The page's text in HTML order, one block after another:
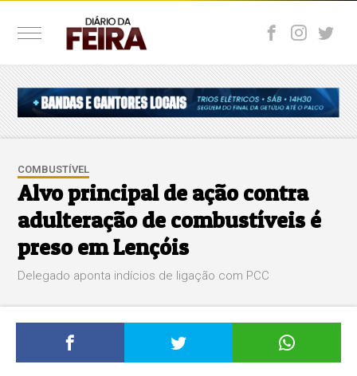
COMBUSTÍVEL
Alvo principal de ação contra
adulteração de combustíveis é
preso em Lençóis
Delegado aponta indícios de ligação com PCC